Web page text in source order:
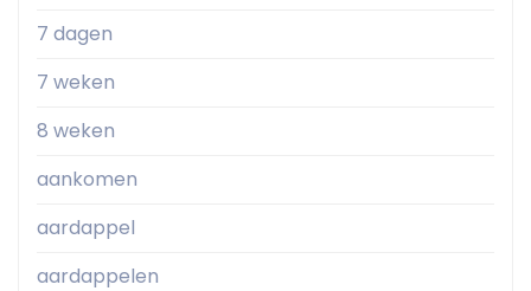
7 dagen
7 weken
8 weken
aankomen
aardappel
aardappelen